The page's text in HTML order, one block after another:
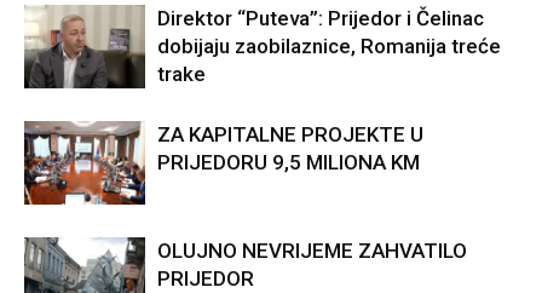
Direktor “Puteva”: Prijedor i Čelinac
dobijaju zaobilaznice, Romanija treće
trake
ZA KAPITALNE PROJEKTE U
PRIJEDORU 9,5 MILIONA KM
OLUJNO NEVRIJEME ZAHVATILO
PRIJEDOR